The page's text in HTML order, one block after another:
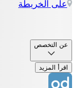
على الخريطة
عن التخصص
اقرأ المزيد